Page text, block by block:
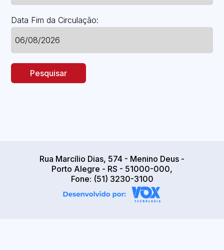
Data Fim da Circulação:
Pesquisar
Rua Marcílio Dias, 574 - Menino Deus -
Porto Alegre - RS - 51000-000,
Fone: (51) 3230-3100